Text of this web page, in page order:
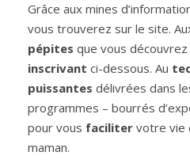
Grâce aux mines
vous trouverez sur le site.
pépites que vous découvrez
inscrivant ci-dessous. Au
puissantes délivrées dans
programmes – bourrés
pour vous faciliter votre vie
maman.